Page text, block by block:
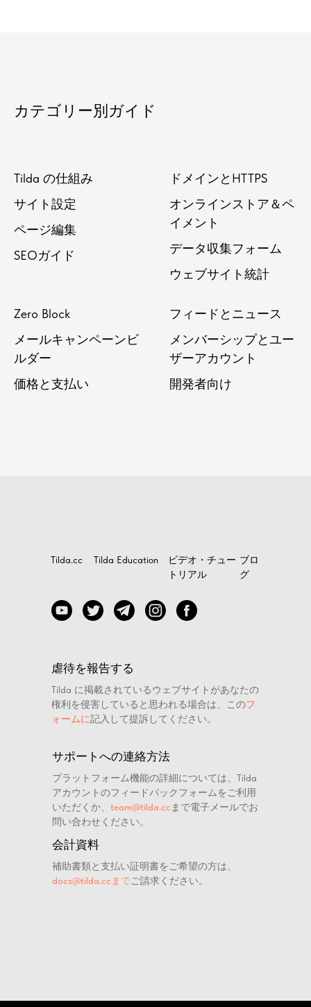
カテゴリー別ガイド
Tilda の仕組み
サイト設定
ページ編集
SEOガイド
ドメインとHTTPS
オンラインストア＆ペ
イメント
データ収集フォーム
ウェブサイト統計
Zero Block
メールキャンペーンビ
ルダー
価格と支払い
フィードとニュース
メンバーシップとユー
ザーアカウント
開発者向け
Tilda.cc Tilda Education
ビデオ・チュー
トリアル
ブロ
グ
虐待を報告する
Tilda に掲載されているウェブサイトがあなたの
権利を侵害していると思われる場合は、このフ
ォームに記入して提訴してください。
サポートへの連絡方法
プラットフォーム機能の詳細については、Tilda
アカウントのフィードバックフォームをご利用
いただくか、 team@tilda.ccまで電子メールでお
問い合わせください。
会計資料
補助書類と支払い証明書をご希望の方は、
docs@tilda.ccまでご請求ください。